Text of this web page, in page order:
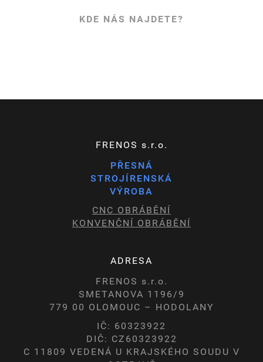
KDE NÁS NAJDETE?
FRENOS s.r.o.
PŘESNÁ
STROJÍRENSKÁ
VÝROBA
CNC OBRÁBĚNÍ
KONVENČNÍ OBRÁBĚNÍ
ADRESA
FRENOS s.r.o.
SMETANOVA 1196/9
779 00 OLOMOUC – HODOLANY
IČ: 60323922
DIČ: CZ60323922
C 11809 VEDENÁ U KRAJSKÉHO SOUDU V